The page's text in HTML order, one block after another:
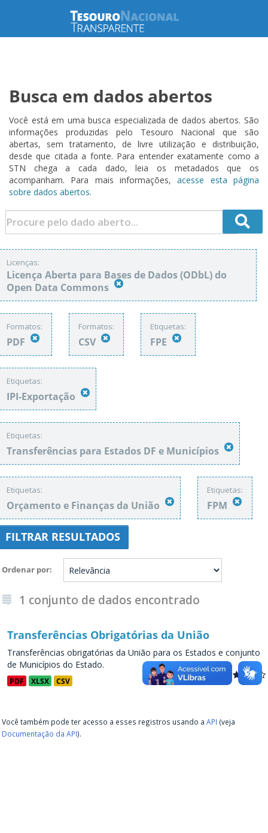
Busca em dados abertos
Você está em uma busca especializada de dados abertos. São
informações produzidas pelo Tesouro Nacional que são
abertas, sem tratamento, de livre utilização e distribuição,
desde que citada a fonte. Para entender exatamente como a
STN chega a cada dado, leia os metadados que os
acompanham. Para mais informações,acesse esta página
sobre dados abertos.
Licenças:
Licença Aberta para Bases de Dados (ODbL) do
Open Data Commons
Formatos:
PDF
Formatos:
CSV
Etiquetas:
FPE
Etiquetas:
IPI-Exportação
Etiquetas:
Transferências para Estados DF e Municípios
Etiquetas:
Orçamento e Finanças da União
Etiquetas:
FPM
FILTRAR RESULTADOS
Ordenar por
1 conjunto de dados encontrado
Transferências Obrigatórias da União
Transferências obrigatórias da União para os Estados e conjunto
de Municípios do Estado.
PDF XLSX CSV
Você também pode ter acesso a esses registros usando a API (veja
Documentação da API).